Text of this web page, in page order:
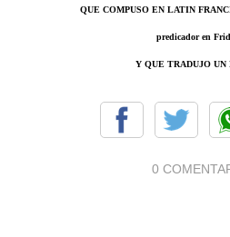
QUE COMPUSO EN LATIN
predicador en
Y QUE TRADUJO UN
0